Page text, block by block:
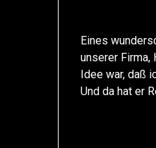
Eines
unserer Firma,
Idee war, daß
Und da hat er